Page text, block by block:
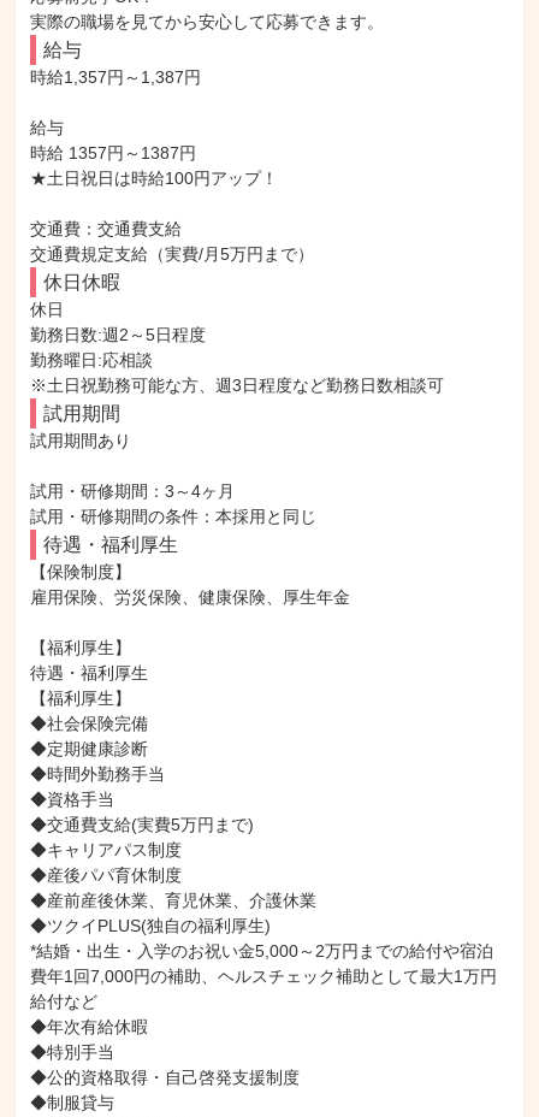
実際の職場を見てから安心して応募できます。
給与
時給1,357円～1,387円
給与
時給 1357円～1387円
★土日祝日は時給100円アップ！
交通費：交通費支給
交通費規定支給（実費/月5万円まで）
休日休暇
休日
勤務日数:週2～5日程度
勤務曜日:応相談
※土日祝勤務可能な方、週3日程度など勤務日数相談可
試用期間
試用期間あり
試用・研修期間：3～4ヶ月
待遇・福利厚生
【保険制度】
雇用保険、労災保険、健康保険、厚生年金
【福利厚生】
待遇・福利厚生
【福利厚生】
◆社会保険完備
◆定期健康診断
◆時間外勤務手当
◆資格手当
◆交通費支給(実費5万円まで)
◆キャリアパス制度
◆産後パパ育休制度
◆産前産後休業、育児休業、介護休業
◆ツクイPLUS(独自の福利厚生)
*結婚・出生・入学のお祝い金5,000～2万円までの給付や宿泊
費年1回7,000円の補助、ヘルスチェック補助として最大1万円
給付など
◆年次有給休暇
◆特別手当
◆公的資格取得・自己啓発支援制度
◆制服貸与